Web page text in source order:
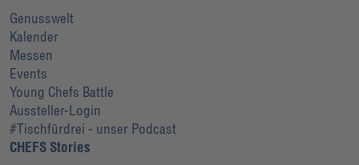
Genusswelt
Kalender
Messen
Events
Young Chefs Battle
Aussteller-Login
#Tischfürdrei - unser Podcast
CHEFS Stories